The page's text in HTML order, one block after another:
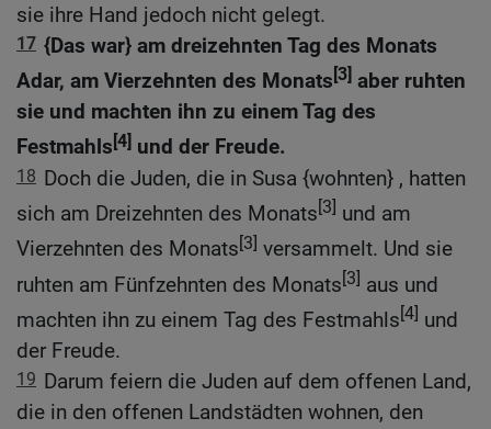
sie ihre Hand jedoch nicht gelegt.
17 {Das war} am dreizehnten Tag des Monats
Adar, am Vierzehnten des Monats [3] aber ruhten
sie und machten ihn zu einem Tag des
Festmahls [4] und der Freude.
18 Doch die Juden, die in Susa {wohnten} , hatten
sich am Dreizehnten des Monats[3] und am
Vierzehnten des Monats[3] versammelt. Und sie
ruhten am Fünfzehnten des Monats[3] aus und
machten ihn zu einem Tag des Festmahls[4] und
der Freude.
19 Darum feiern die Juden auf dem offenen Land,
die in den offenen Landstädten wohnen, den